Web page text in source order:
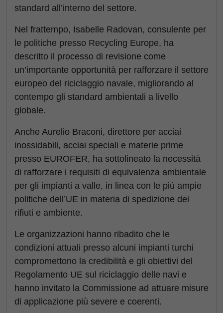
standard all’interno del settore.
Nel frattempo, Isabelle Radovan, consulente per
le politiche presso Recycling Europe, ha
descritto il processo di revisione come
un’importante opportunità per rafforzare il settore
europeo del riciclaggio navale, migliorando al
contempo gli standard ambientali a livello
globale.
Anche Aurelio Braconi, direttore per acciai
inossidabili, acciai speciali e materie prime
presso EUROFER, ha sottolineato la necessità
di rafforzare i requisiti di equivalenza ambientale
per gli impianti a valle, in linea con le più ampie
politiche dell’UE in materia di spedizione dei
rifiuti e ambiente.
Le organizzazioni hanno ribadito che le
condizioni attuali presso alcuni impianti turchi
compromettono la credibilità e gli obiettivi del
Regolamento UE sul riciclaggio delle navi e
hanno invitato la Commissione ad attuare misure
di applicazione più severe e coerenti.